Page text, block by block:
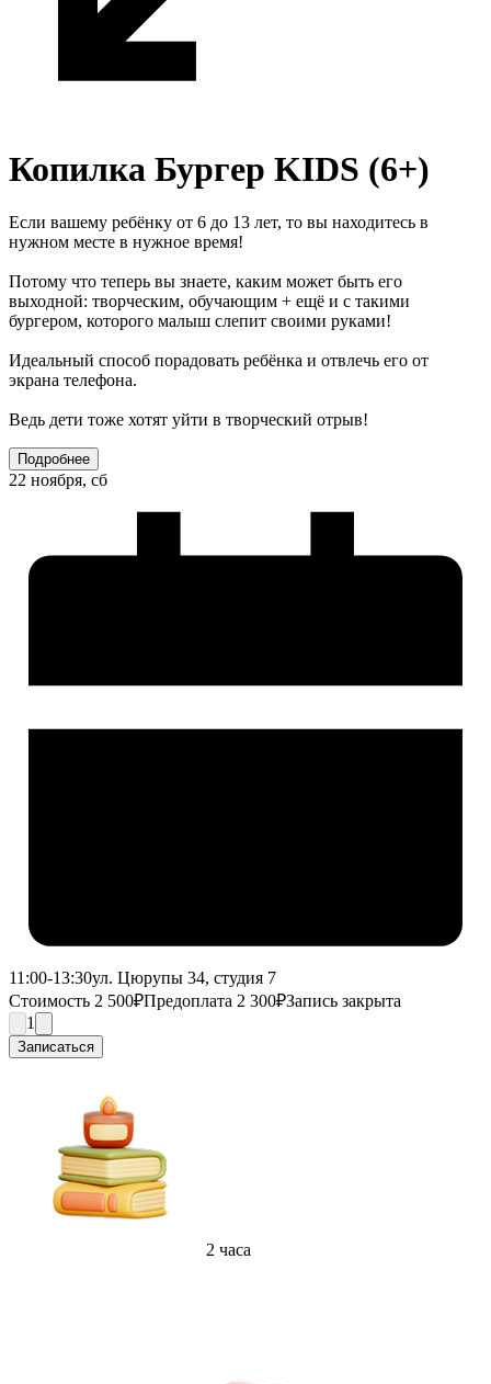
Копилка Бургер KIDS (6+)
Если вашему ребёнку от 6 до 13 лет, то вы находитесь в
нужном месте в нужное время!
Потому что теперь вы знаете, каким может быть его
выходной: творческим, обучающим + ещё и с такими
бургером, которого малыш слепит своими руками!
Идеальный способ порадовать ребёнка и отвлечь его от
экрана телефона.
Ведь дети тоже хотят уйти в творческий отрыв!
Подробнее
22 ноября, сб
11:00-13:30ул. Цюрупы 34, студия 7
Стоимость 2 500₽Предоплата 2 300₽Запись закрыта
1
Записаться
2 часа